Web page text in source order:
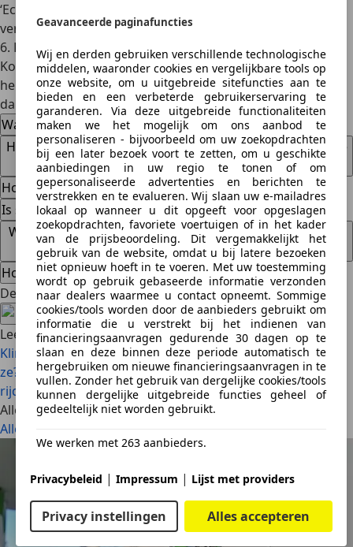
Geavanceerde paginafuncties
Wij en derden gebruiken verschillende technologische
middelen, waaronder cookies en vergelijkbare tools op
onze website, om u uitgebreide sitefuncties aan te
bieden en een verbeterde gebruikerservaring te
garanderen. Via deze uitgebreide functionaliteiten
maken we het mogelijk om ons aanbod te
personaliseren - bijvoorbeeld om uw zoekopdrachten
bij een later bezoek voort te zetten, om u geschikte
aanbiedingen in uw regio te tonen of om
gepersonaliseerde advertenties en berichten te
verstrekken en te evalueren. Wij slaan uw e-mailadres
lokaal op wanneer u dit opgeeft voor opgeslagen
zoekopdrachten, favoriete voertuigen of in het kader
van de prijsbeoordeling. Dit vergemakkelijkt het
gebruik van de website, omdat u bij latere bezoeken
niet opnieuw hoeft in te voeren. Met uw toestemming
wordt op gebruik gebaseerde informatie verzonden
naar dealers waarmee u contact opneemt. Sommige
cookies/tools worden door de aanbieders gebruikt om
informatie die u verstrekt bij het indienen van
financieringsaanvragen gedurende 30 dagen op te
slaan en deze binnen deze periode automatisch te
hergebruiken om nieuwe financieringsaanvragen in te
vullen. Zonder het gebruik van dergelijke cookies/tools
kunnen dergelijke uitgebreide functies geheel of
gedeeltelijk niet worden gebruikt.
We werken met 263 aanbieders.
Privacybeleid | Impressum | Lijst met providers
Privacy instellingen Alles accepteren
‘Eco-route
verbruik i.p.v. puur tijdwinst.
6. Korte ritten vermijden
Koude motoren zijn onzuinig. Als je meerdere korte ritten
hebt, combineer ze dan in één langere rit. De motor blijft
dan warm en zuiniger.
Wat is de ideale snelheid voor zuinig rijden?
Hoeveel bespaar ik door banden op de juiste spanning te
houden?
Hoe groot is de impact van airco op mijn verbruik?
Is stationair warmdraaien goed voor de motor?
Waarom is schakelen bij lage toeren zo gunstig voor het
verbruik?
Hoeveel invloed hebben korte ritten op het verbruik?
Deel artikel
Lees ook
Klimaatneutraal reizen met e-brandstoffen: waar vind je
ze?
Hybride auto: alles wat je moet weten over hybride
rijden
Alle artikelen
Alles bekijken